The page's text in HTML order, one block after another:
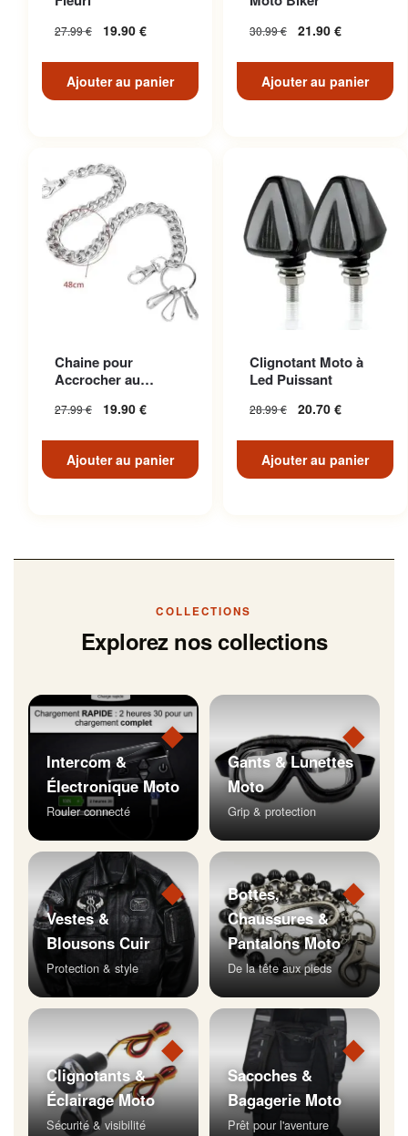
27.99€ 19.90 €
Ajouter au panier
30.99€ 21.90 €
Ajouter au panier
Chaine pour
Accrocher au
Inoxydable
27.99€ 19.90 €
Ajouter au panier
Clignotant Moto à
Led Puissant
28.99€ 20.70 €
Ajouter au panier
COLLECTIONS
Explorez nos collections
◆
Intercom &
Électronique Moto
Rouler connecté
◆
Gants & Lunettes
Moto
Grip & protection
◆
Vestes &
Blousons Cuir
Protection & style
◆
Bottes,
Chaussures &
Pantalons Moto
De la tête aux pieds
◆
Clignotants &
Éclairage Moto
Sécurité & visibilité
◆
Sacoches &
Bagagerie Moto
Prêt pour l'aventure